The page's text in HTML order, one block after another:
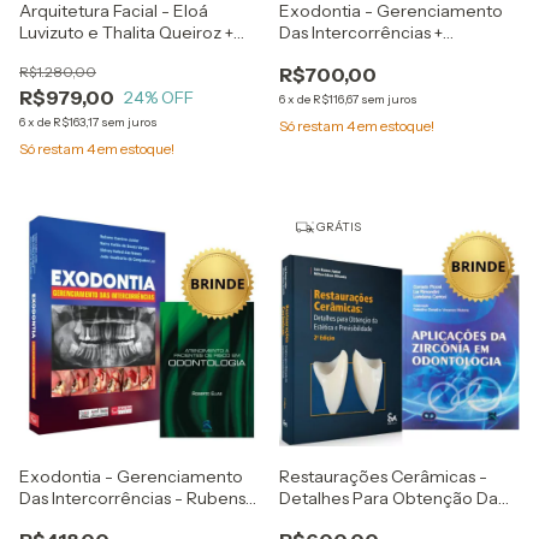
Arquitetura Facial - Eloá
Luvizuto e Thalita Queiroz +
Rohrich
R$979,00
R$1.280,00
24% OFF
6x de R$163,17 sem juros
Só restam 4em estoque!
Exodontia - Gerenciamento
Das Intercorrências +
Suas Implicações + 2 Brindes
R$700,00
6x de R$116,67 sem juros
Só restam 4em estoque!
Exodontia - Gerenciamento
Das Intercorrências - Rubens
GRÁTIS
Restaurações Cerâmicas -
Detalhes Para Obtenção Da